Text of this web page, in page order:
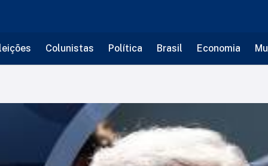
Colunistas Política Brasil Economia